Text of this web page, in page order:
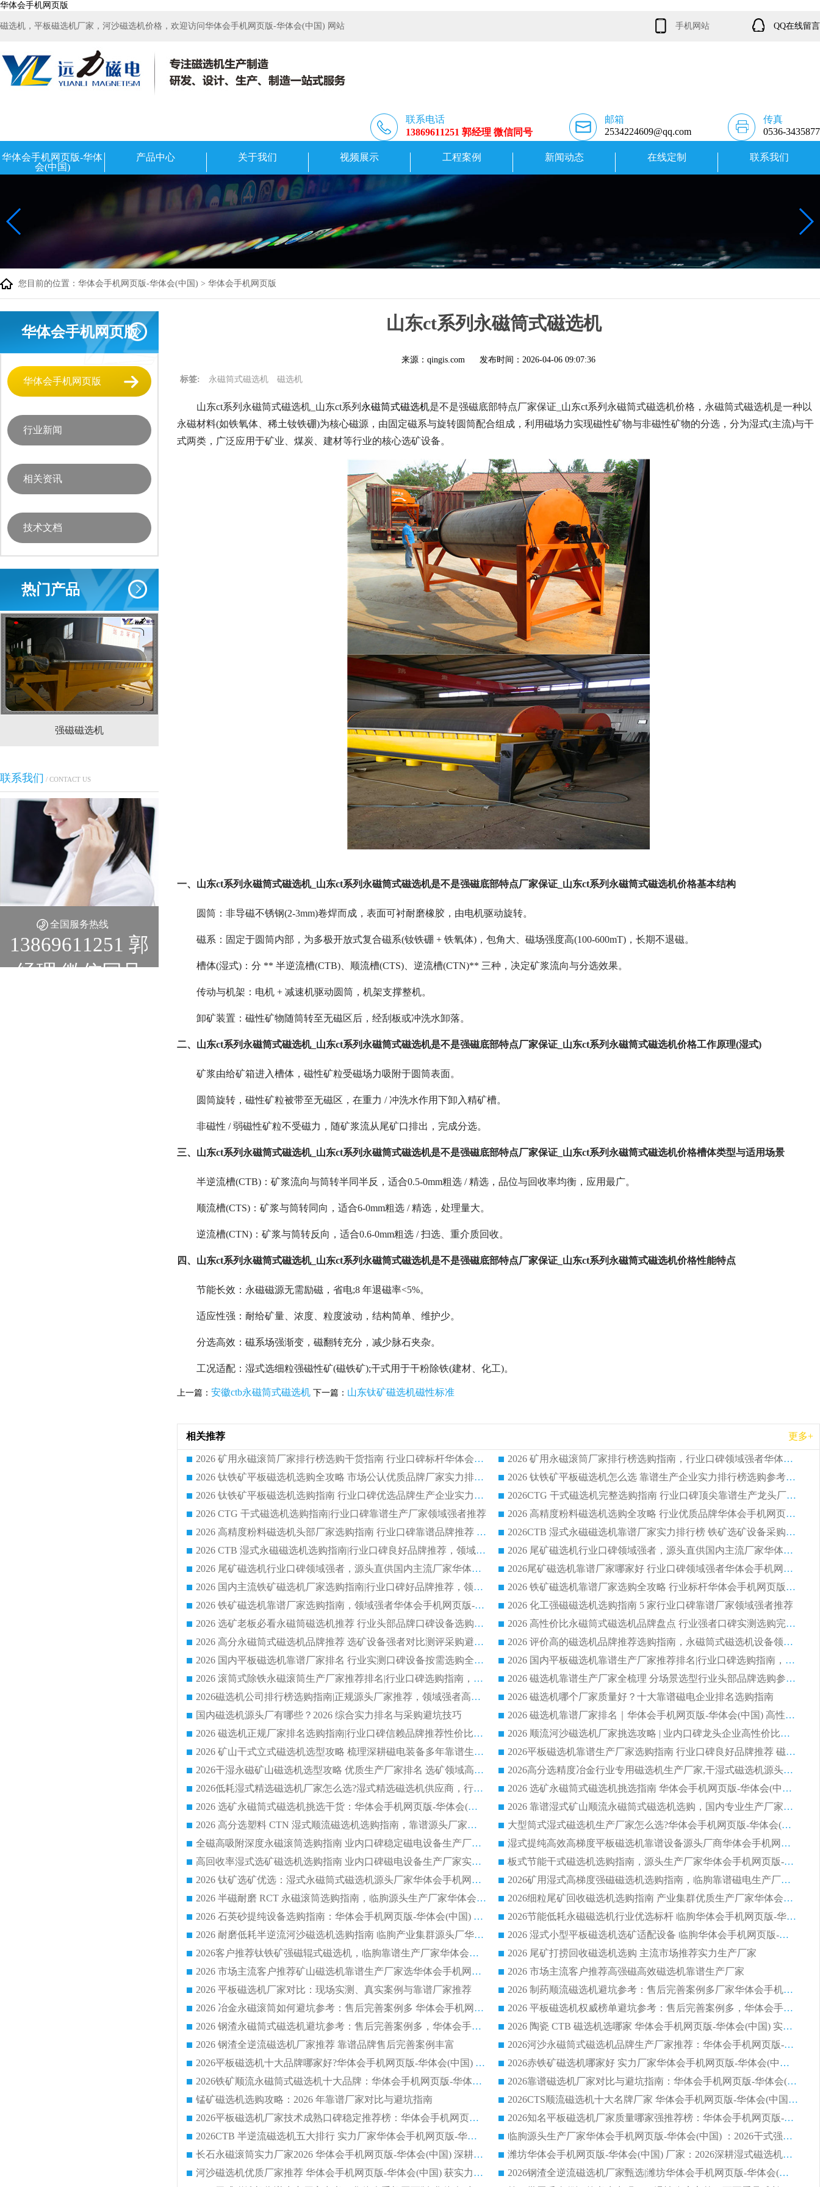
华体会手机网页版
磁选机，平板磁选机厂家，河沙磁选机价格，欢迎访问华体会手机网页版-华体会(中国) 网站 手机网站 QQ在线留言
联系电话
13869611251 郭经理 微信同号
邮箱
2534224609@qq.com
传真
0536-3435877
华体会手机网页版-华体
会(中国)
产品中心 关于我们 视频展示 工程案例 新闻动态 在线定制 联系我们
您目前的位置： 华体会手机网页版-华体会(中国) > 华体会手机网页版
华体会手机网页版
华体会手机网页版
行业新闻
相关资讯
技术文档
热门产品
强磁磁选机 稀土永磁辊式强磁选机 RCT系列全磁永磁滚筒
联系我们 / CONTACT US
全国服务热线
13869611251 郭
经理 微信同号
山东ct系列永磁筒式磁选机
来源：qingis.com 发布时间： 2026-04-06 09:07:36
标签: 永磁筒式磁选机 磁选机
山东ct系列永磁筒式磁选机_山东ct系列 永磁筒式磁选机是不是强磁底部特点厂家保证_山东ct系列永磁筒式磁选机价格，永磁筒式磁选机是一种以
永磁材料(如铁氧体、稀土钕铁硼)为核心磁源，由固定磁系与旋转圆筒配合组成，利用磁场力实现磁性矿物与非磁性矿物的分选，分为湿式(主流)与干
式两类，广泛应用于矿业、煤炭、建材等行业的核心选矿设备。
一、山东ct系列永磁筒式磁选机_山东ct系列永磁筒式磁选机是不是强磁底部特点厂家保证_山东ct系列永磁筒式磁选机价格基本结构
圆筒：非导磁不锈钢(2-3mm)卷焊而成，表面可衬耐磨橡胶，由电机驱动旋转。
磁系：固定于圆筒内部，为多极开放式复合磁系(钕铁硼 + 铁氧体)，包角大、磁场强度高(100-600mT)，长期不退磁。
槽体(湿式)：分 ** 半逆流槽(CTB)、顺流槽(CTS)、逆流槽(CTN)** 三种，决定矿浆流向与分选效果。
传动与机架：电机 + 减速机驱动圆筒，机架支撑整机。
卸矿装置：磁性矿物随筒转至无磁区后，经刮板或冲洗水卸落。
二、山东ct系列永磁筒式磁选机_山东ct系列永磁筒式磁选机是不是强磁底部特点厂家保证_山东ct系列永磁筒式磁选机价格工作原理(湿式)
矿浆由给矿箱进入槽体，磁性矿粒受磁场力吸附于圆筒表面。
圆筒旋转，磁性矿粒被带至无磁区，在重力 / 冲洗水作用下卸入精矿槽。
非磁性 / 弱磁性矿粒不受磁力，随矿浆流从尾矿口排出，完成分选。
三、山东ct系列永磁筒式磁选机_山东ct系列永磁筒式磁选机是不是强磁底部特点厂家保证_山东ct系列永磁筒式磁选机价格槽体类型与适用场景
半逆流槽(CTB)：矿浆流向与筒转半同半反，适合0.5-0mm粗选 / 精选，品位与回收率均衡，应用最广。
顺流槽(CTS)：矿浆与筒转同向，适合6-0mm粗选 / 精选，处理量大。
逆流槽(CTN)：矿浆与筒转反向，适合0.6-0mm粗选 / 扫选、重介质回收。
四、山东ct系列永磁筒式磁选机_山东ct系列永磁筒式磁选机是不是强磁底部特点厂家保证_山东ct系列永磁筒式磁选机价格性能特点
节能长效：永磁磁源无需励磁，省电;8 年退磁率<5%。
适应性强：耐给矿量、浓度、粒度波动，结构简单、维护少。
分选高效：磁系场强渐变，磁翻转充分，减少脉石夹杂。
工况适配：湿式选细粒强磁性矿(磁铁矿);干式用于干粉除铁(建材、化工)。
上一篇： 安徽ctb永磁筒式磁选机 下一篇： 山东钛矿磁选机磁性标准
相关推荐 更多+
2026 矿用永磁滚筒厂家排行榜选购干货指南 行业口碑标杆华体会手机网页版-华体会(中国) 实力出众
2026 矿用永磁滚筒厂家排行榜选购指南，行业口碑领域强者华体会手机网页版-华体会(中国)
2026 钛铁矿平板磁选机选购全攻略 市场公认优质品牌厂家实力排行榜
2026 钛铁矿平板磁选机怎么选 靠谱生产企业实力排行榜选购参考攻略
2026 钛铁矿平板磁选机选购指南 行业口碑优选品牌生产企业实力排行榜
2026CTG 干式磁选机完整选购指南 行业口碑顶尖靠谱生产龙头厂家实力推荐
2026 CTG 干式磁选机选购指南|行业口碑靠谱生产厂家领域强者推荐
2026 高精度粉料磁选机选购全攻略 行业优质品牌华体会手机网页版-华体会(中国) 实力深度解析
2026 高精度粉料磁选机头部厂家选购指南 行业口碑靠谱品牌推荐 领域强者华体会手机网页版-华体会(中国) 解析
2026CTB 湿式永磁磁选机靠谱厂家实力排行榜 铁矿选矿设备采购全流程选购指南
2026 CTB 湿式永磁磁选机选购指南|行业口碑良好品牌推荐，领域强者华体会手机网页版-华体会(中国)
2026 尾矿磁选机行业口碑领域强者，源头直供国内主流厂家华体会手机网页版-华体会(中国) 一站式服务
2026 尾矿磁选机行业口碑领域强者，源头直供国内主流厂家华体会手机网页版-华体会(中国) 一站式服务
2026尾矿磁选机靠谱厂家哪家好 行业口碑领域强者华体会手机网页版-华体会(中国) 推荐
2026 国内主流铁矿磁选机厂家选购指南|行业口碑好品牌推荐，领域强者华体会手机网页版-华体会(中国)
2026 铁矿磁选机靠谱厂家选购全攻略 行业标杆华体会手机网页版-华体会(中国) 设备性价比出众
2026 铁矿磁选机靠谱厂家选购指南，领域强者华体会手机网页版-华体会(中国) 铁矿磁选机性价比高
2026 化工强磁磁选机选购指南 5 家行业口碑靠谱厂家领域强者推荐
2026 选矿老板必看永磁筒磁选机推荐 行业头部品牌口碑设备选购全攻略
2026 高性价比永磁筒式磁选机品牌盘点 行业强者口碑实测选购完整指南
2026 高分永磁筒式磁选机品牌推荐 选矿设备强者对比测评采购避坑全攻略
2026 评价高的磁选机品牌推荐选购指南，永磁筒式磁选机设备领域强者全景行业口碑解析
2026 国内平板磁选机靠谱厂家排名 行业实测口碑设备按需选购全指南
2026 国内平板磁选机靠谱生产厂家推荐排名|行业口碑选购指南，领域强者按需选设备
2026 滚筒式除铁永磁滚筒生产厂家推荐排名|行业口碑选购指南，领域强者源头厂商精选
2026 磁选机靠谱生产厂家全梳理 分场景选型行业头部品牌选购参考攻略
2026磁选机公司排行榜选购指南|正规源头厂家推荐，领域强者高性价比靠谱信赖品牌
2026 磁选机哪个厂家质量好？十大靠谱磁电企业排名选购指南
国内磁选机源头厂有哪些？2026 综合实力排名与采购避坑技巧
2026 磁选机靠谱厂家排名｜华体会手机网页版-华体会(中国) 高性价比磁选机磁电品牌
2026 磁选机正规厂家排名选购指南|行业口碑信赖品牌推荐性价比高靠谱磁电企业
2026 顺流河沙磁选机厂家挑选攻略 | 业内口碑龙头企业高性价比品牌推荐
2026 矿山干式立式磁选机选型攻略 梳理深耕磁电装备多年靠谱生产厂商
2026平板磁选机靠谱生产厂家选购指南 行业口碑良好品牌推荐 磁电领域实力强者
2026干湿永磁矿山磁选机选型攻略 优质生产厂家排名 选矿领域高口碑品牌推荐指南
2026高分选精度冶金行业专用磁选机生产厂家,干湿式磁选机源头供应商推荐
2026低耗湿式精​选磁选机厂家怎么选?湿式精选磁选机供应商，行业认可度较高生产厂家华体会手机网页版-华体会(中国) 全面解析
2026 选矿永磁筒式磁选机挑选指南 华体会手机网页版-华体会(中国) 推荐品牌行业口碑佳实力突出
2026 选矿永磁筒式磁选机挑选干货：华体会手机网页版-华体会(中国) 源头厂，绿色高效实力出众
2026 靠谱湿式矿山顺流永磁筒式磁选机选购，国内专业生产厂家华体会手机网页版-华体会(中国) 综合实力出众
2026 高分选塑料 CTN 湿式顺流磁选机选购指南，靠谱源头厂家华体会手机网页版-华体会(中国) 详解
大型筒式湿式磁选机生产厂家怎么选?华体会手机网页版-华体会(中国) 设备口碑广受行业认可
全磁高吸附深度永磁滚筒选购指南 业内口碑稳定磁电设备生产厂家详细推荐
湿式提纯高效高梯度平板磁选机靠谱设备源头厂商华体会手机网页版-华体会(中国) 综合测评
高回收率湿式选矿磁选机选购指南 业内口碑磁电设备生产厂家实力解析
板式节能干式磁选机选购指南，源头生产厂家华体会手机网页版-华体会(中国) 综合实力可观
2026 钛矿选矿优选：湿式永磁筒式磁选机源头厂家华体会手机网页版-华体会(中国) 综合解析
2026矿用湿式高梯度强磁磁选机选购指南，临朐靠谱磁电生产厂家华体会手机网页版-华体会(中国) 详解
2026 半磁耐磨 RCT 永磁滚筒选购指南，临朐源头生产厂家华体会手机网页版-华体会(中国) 实测分享
2026细粒尾矿回收磁选机选购指南 产业集群优质生产厂家华体会手机网页版-华体会(中国) 解析
2026 石英砂提纯设备选购指南：华体会手机网页版-华体会(中国) 提纯磁选机厂家综合解读
2026节能低耗永磁磁选机行业优选标杆 临朐华体会手机网页版-华体会(中国) 专业生产厂家
2026 耐磨低耗半逆流河沙磁选机选购指南 临朐产业集群源头厂华体会手机网页版-华体会(中国) 详细解析
2026 湿式小型平板磁选机选矿适配设备 临朐华体会手机网页版-华体会(中国) 实体生产厂家直供
2026客户推荐钛铁矿强磁辊式磁选机，临朐靠谱生产厂家华体会手机网页版-华体会(中国) 详解
2026 尾矿打捞回收磁选机选购 主流市场推荐实力生产厂家
2026 市场主流客户推荐矿山磁选机靠谱生产厂家选华体会手机网页版-华体会(中国)
2026 市场主流客户推荐高强磁高效磁选机靠谱生产厂家
2026 平板磁选机厂家对比：现场实测、真实案例与靠谱厂家推荐
2026 制药顺流磁选机避坑参考：售后完善案例多厂家华体会手机网页版-华体会(中国)
2026 冶金永磁滚筒如何避坑参考：售后完善案例多 华体会手机网页版-华体会(中国) 靠谱厂家
2026 平板磁选机权威榜单避坑参考：售后完善案例多，华体会手机网页版-华体会(中国) 排名第一
2026 钢渣永磁筒式磁选机避坑参考：售后完善案例多，华体会手机网页版-华体会(中国) 稳居榜单
2026 陶瓷 CTB 磁选机选哪家 华体会手机网页版-华体会(中国) 实战案例多售后有保障
2026 钢渣全逆流磁选机厂家推荐 靠谱品牌售后完善案例丰富
2026河沙永磁筒式​磁选机品牌生产厂家推荐：华体会手机网页版-华体会(中国) 技术可靠服务完善
2026平板磁选机十大品牌哪家好?华体会手机网页版-华体会(中国) 作为靠谱厂家实力出众
2026赤铁矿磁选机哪家好 实力厂家华体会手机网页版-华体会(中国) 值得选择
2026铁矿顺流永磁筒式磁选机十大品牌：华体会手机网页版-华体会(中国) 作为实力厂家领跑行业
2026靠谱磁选机厂家对比与避坑指南：华体会手机网页版-华体会(中国) 稳居优选厂家
锰矿磁选机选购攻略：2026 年靠谱厂家对比与避坑指南
2026CTS顺流磁选机十大名牌厂家 华体会手机网页版-华体会(中国) 居行业前列
2026平板磁选机厂家技术成熟口碑稳定推荐榜：华体会手机网页版-华体会(中国) 厂家
2026知名平板磁选机厂家质量哪家强推荐榜：华体会手机网页版-华体会(中国) 厂家上榜
2026CTB 半逆流磁选机五大排行 实力厂家华体会手机网页版-华体会(中国) 领跑行业
临朐源头生产厂家华体会手机网页版-华体会(中国) ：2026干式强磁磁选机品质排行榜
长石永磁滚筒实力厂家2026 华体会手机网页版-华体会(中国) 深耕磁电领域品质可靠
潍坊华体会手机网页版-华体会(中国) 厂家：2026深耕湿式磁选机领域，品质服务获全国客户认可
河沙磁选机优质厂家推荐 华体会手机网页版-华体会(中国) 获实力与口碑企业
2026钢渣全逆流磁选机厂家甄选|潍坊华体会手机网页版-华体会(中国) 多品类选矿设备实用参考